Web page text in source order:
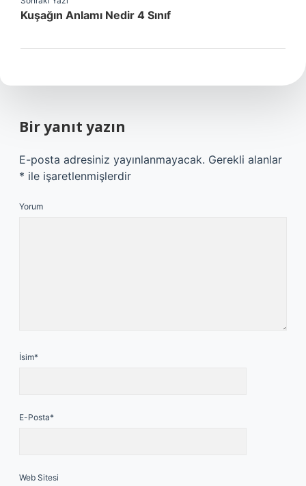
Kuşağın Anlamı Nedir 4 Sınıf
Bir yanıt yazın
E-posta adresiniz yayınlanmayacak. Gerekli alanlar
* ile işaretlenmişlerdir
Yorum
İsim*
E-Posta*
Web Sitesi